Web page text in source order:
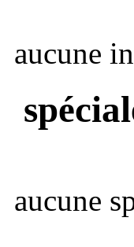
aucune
aucune